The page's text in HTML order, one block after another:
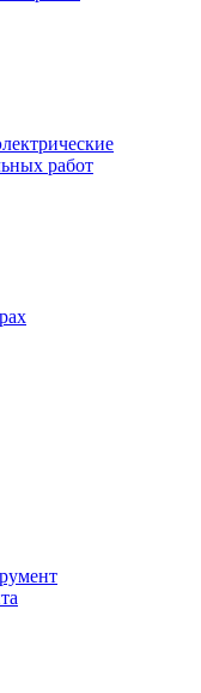
работ